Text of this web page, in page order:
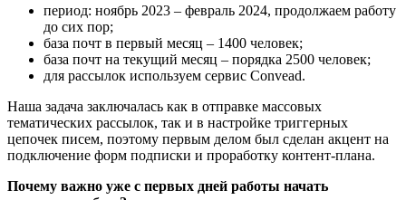
период: ноябрь 2023 – февраль 2024, продолжаем работу
до сих пор;
база почт в первый месяц – 1400 человек;
база почт на текущий месяц – порядка 2500 человек;
для рассылок используем сервис Convead.
Наша задача заключалась как в отправке массовых
тематических рассылок, так и в настройке триггерных
цепочек писем, поэтому первым делом был сделан акцент на
подключение форм подписки и проработку контент-плана.
Почему важно уже с первых дней работы начать